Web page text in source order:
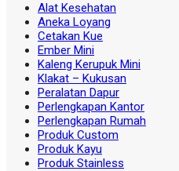
Alat Kesehatan
Aneka Loyang
Cetakan Kue
Ember Mini
Kaleng Kerupuk Mini
Klakat – Kukusan
Peralatan Dapur
Perlengkapan Kantor
Perlengkapan Rumah
Produk Custom
Produk Kayu
Produk Stainless